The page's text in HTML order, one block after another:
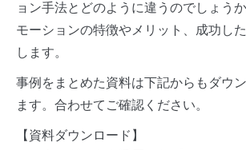
ョン手法とどのように違うのでしょう
モーションの特徴やメリット、成功し
します。
事例をまとめた資料は下記からもダウ
ます。合わせてご確認ください。
【資料ダウンロード】